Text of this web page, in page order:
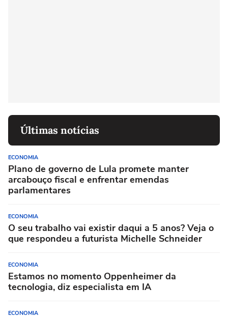
Últimas notícias
ECONOMIA
Plano de governo de Lula promete manter
arcabouço fiscal e enfrentar emendas
parlamentares
ECONOMIA
O seu trabalho vai existir daqui a 5 anos? Veja o
que respondeu a futurista Michelle Schneider
ECONOMIA
Estamos no momento Oppenheimer da
tecnologia, diz especialista em IA
ECONOMIA